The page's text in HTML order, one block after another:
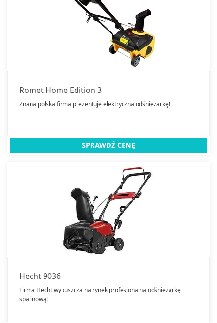
Romet Home Edition 3
Znana polska firma prezentuje elektryczna odśnieżarkę!
SPRAWDŹ CENĘ
Hecht 9036
Firma Hecht wypuszcza na rynek profesjonalną odśnieżarkę
spalinową!